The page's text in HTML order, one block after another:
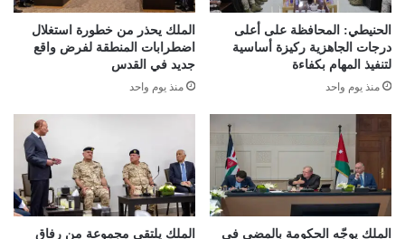
الحنيطي: المحافظة على أعلى
درجات الجاهزية ركيزة أساسية
لتنفيذ المهام بكفاءة
منذ يوم واحد
الملك يحذر من خطورة استغلال
اضطرابات المنطقة لفرض واقع
جديد في القدس
منذ يوم واحد
الملك يوجّه الحكومة بالمضي في
الملك يلتقي مجموعة من رفاق